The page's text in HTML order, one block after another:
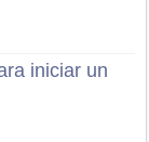
iniciar un